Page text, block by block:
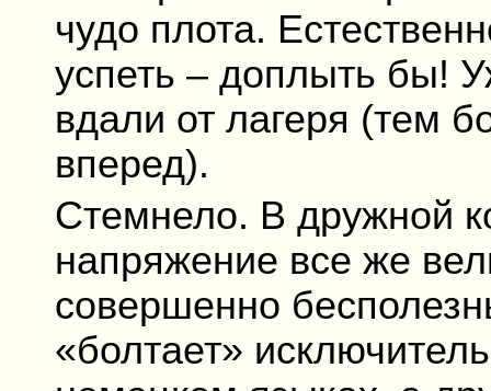
чудо плота.
успеть – доплыть бы!
вдали от лагеря (тем
вперед).
Стемнело. В дружной
напряжение все же
совершенно
«болтает»